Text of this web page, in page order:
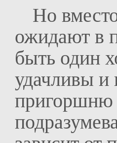
Но
ожидают в
быть один
удачливы и
пригоршню